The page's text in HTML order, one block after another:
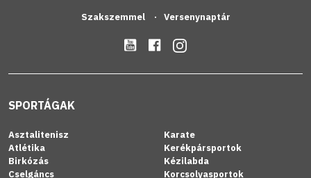
Szakszemmel Versenynaptár
SPORTÁGAK
Asztalitenisz
Atlétika
Birkózás
Cselgáncs
Karate
Kerékpársportok
Kézilabda
Korcsolyasportok